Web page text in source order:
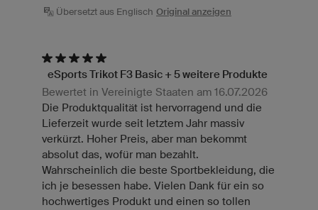
Übersetzt aus Englisch Original anzeigen
eSports Trikot F3 Basic + 5 weitere Produkte
Bewertet in Vereinigte Staaten am 16.07.2026
Die Produktqualität ist hervorragend und die
Lieferzeit wurde seit letztem Jahr massiv
verkürzt. Hoher Preis, aber man bekommt
absolut das, wofür man bezahlt.
Wahrscheinlich die beste Sportbekleidung, die
ich je besessen habe. Vielen Dank für ein so
hochwertiges Produkt und einen so tollen